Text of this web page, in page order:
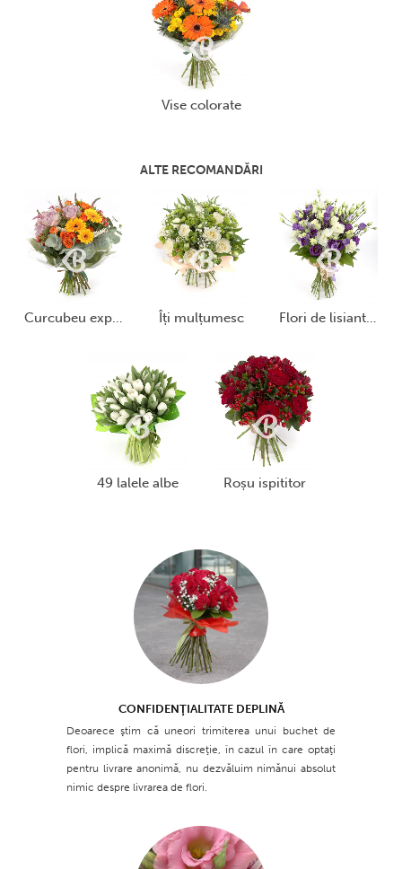
vise colorate
ALTE RECOMANDĂRI
curcubeu exploziv îți mulțumesc flori de lisianthus
49 lalele albe roșu ispititor
CONFIDENŢIALITATE DEPLINĂ
Deoarece ştim că uneori trimiterea unui buchet de
flori, implică maximă discreţie, în cazul în care optaţi
pentru livrare anonimă, nu dezvăluim nimănui absolut
nimic despre livrarea de flori.